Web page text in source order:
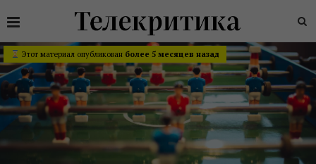
Этот материал опубликован более 5 месяцев назад